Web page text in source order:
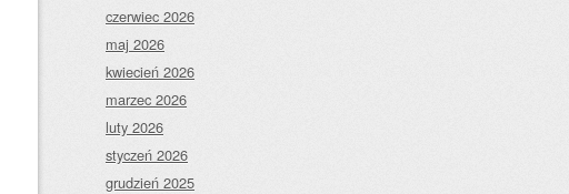
czerwiec 2026
maj 2026
kwiecień 2026
marzec 2026
luty 2026
styczeń 2026
grudzień 2025